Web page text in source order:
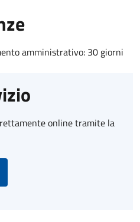
amministrativo: 30 giorni
online tramite la